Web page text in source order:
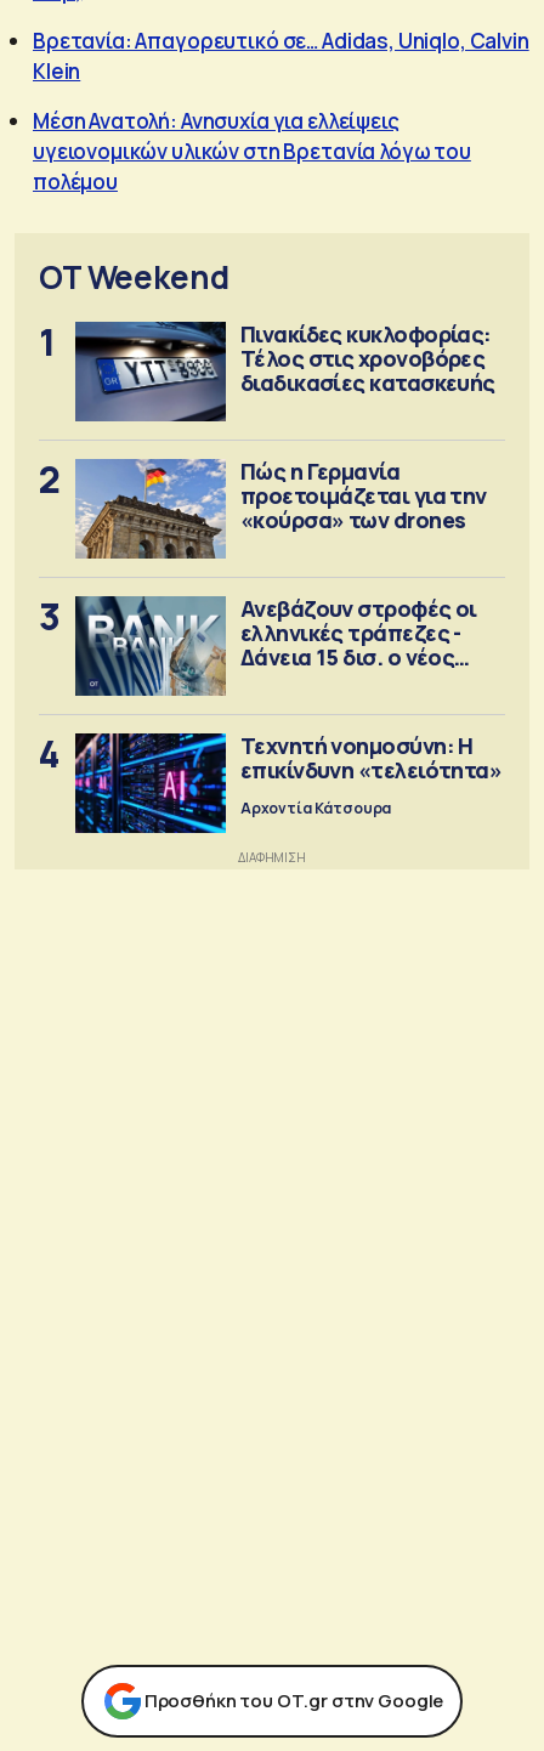
Βρετανία: Απαγορευτικό σε… Adidas, Uniqlo, Calvin
Klein
Μέση Ανατολή: Ανησυχία για ελλείψεις
υγειονομικών υλικών στη Βρετανία λόγω του
πολέμου
OT Weekend
1
Πινακίδες κυκλοφορίας:
Τέλος στις χρονοβόρες
διαδικασίες κατασκευής
2
Πώς η Γερμανία
προετοιμάζεται για την
«κούρσα» των drones
3
Ανεβάζουν στροφές οι
ελληνικές τράπεζες -
Δάνεια 15 δισ. ο νέος
4
Τεχνητή νοημοσύνη: Η
επικίνδυνη «τελειότητα»
Αρχοντία Κάτσουρα
Προσθήκη του ΟΤ.gr στην Google